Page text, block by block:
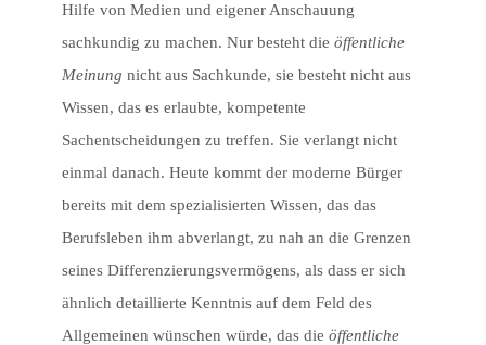
Hilfe von Medien und eigener Anschauung
sachkundig zu machen. Nur besteht dieöffentliche
Meinung nicht aus Sachkunde, sie besteht nicht aus
Wissen, das es erlaubte, kompetente
Sachentscheidungen zu treffen. Sie verlangt nicht
einmal danach. Heute kommt der moderne Bürger
bereits mit dem spezialisierten Wissen, das das
Berufsleben ihm abverlangt, zu nah an die Grenzen
seines Differenzierungsvermögens, als dass er sich
ähnlich detaillierte Kenntnis auf dem Feld des
Allgemeinen wünschen würde, das dieöffentliche